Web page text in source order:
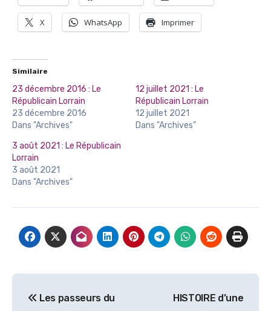
X WhatsApp Imprimer
Similaire
23 décembre 2016 : Le
Républicain Lorrain
23 décembre 2016
Dans "Archives"
12 juillet 2021 : Le
Républicain Lorrain
12 juillet 2021
Dans "Archives"
3 août 2021 : Le Républicain
Lorrain
3 août 2021
Dans "Archives"
Les passeurs du
HISTOIRE d’une